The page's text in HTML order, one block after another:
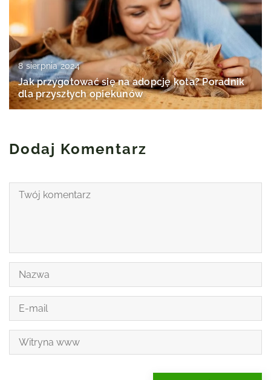
8 sierpnia 2024
Jak przygotować się na adopcję kota? Poradnik
dla przyszłych opiekunów
Dodaj Komentarz